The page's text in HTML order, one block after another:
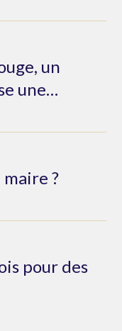
un
une
?
pour des